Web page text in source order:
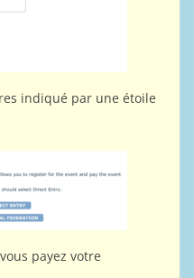
indiqué par une étoile
vous payez votre